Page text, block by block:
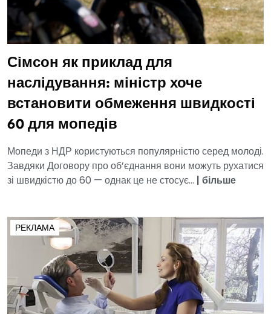
Сімсон як приклад для
наслідування: міністр хоче
встановити обмеження швидкості
60 для мопедів
Мопеди з НДР користуються популярністю серед молоді.
Завдяки Договору про об’єднання вони можуть рухатися
зі швидкістю до 60 — однак це не стосує... | більше
РЕКЛАМА